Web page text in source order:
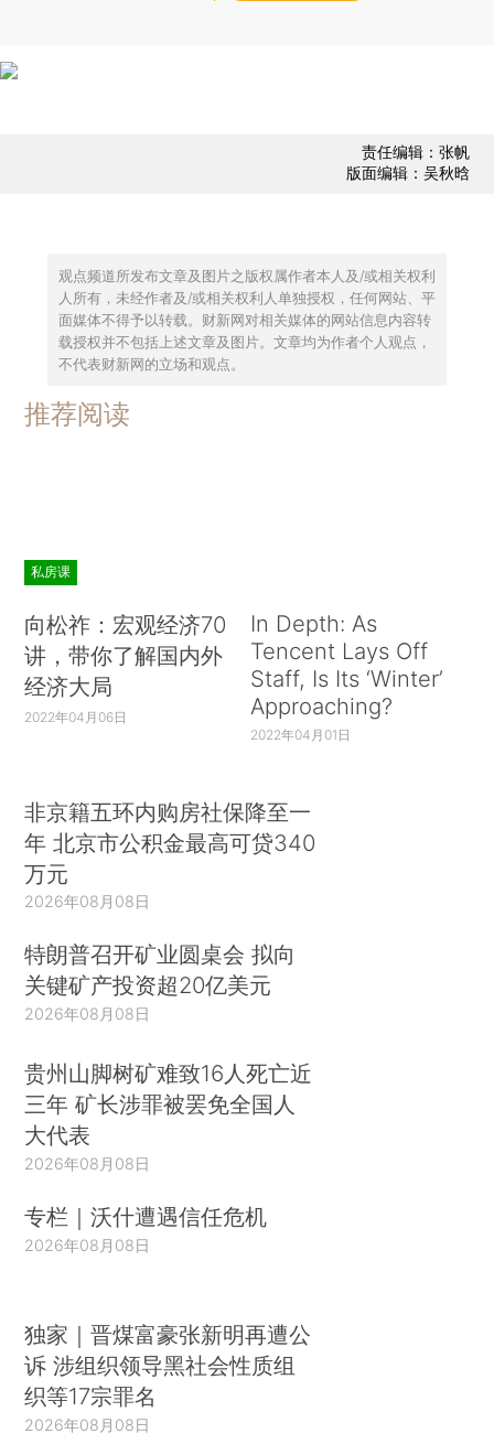
责任编辑：张帆
版面编辑：吴秋晗
观点频道所发布文章及图片之版权属作者本人及/或相关权利
人所有，未经作者及/或相关权利人单独授权，任何网站、平
面媒体不得予以转载。财新网对相关媒体的网站信息内容转
载授权并不包括上述文章及图片。文章均为作者个人观点，
不代表财新网的立场和观点。
推荐阅读
私房课
向松祚：宏观经济70
讲，带你了解国内外
经济大局
2022年04月06日
In Depth: As
Tencent Lays Off
Staff, Is Its ‘Winter’
Approaching?
2022年04月01日
非京籍五环内购房社保降至一
年 北京市公积金最高可贷340
万元
2026年08月08日
特朗普召开矿业圆桌会 拟向
关键矿产投资超20亿美元
2026年08月08日
贵州山脚树矿难致16人死亡近
三年 矿长涉罪被罢免全国人
大代表
2026年08月08日
专栏｜沃什遭遇信任危机
2026年08月08日
独家｜晋煤富豪张新明再遭公
诉 涉组织领导黑社会性质组
织等17宗罪名
2026年08月08日